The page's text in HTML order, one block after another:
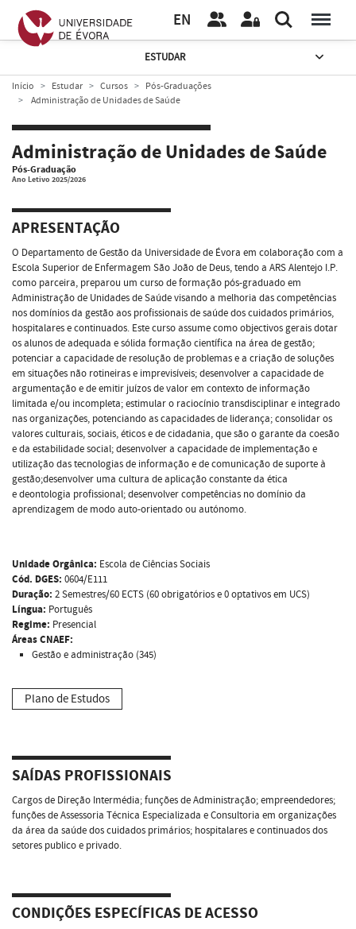
EN
ESTUDAR
Início Estudar Cursos
Pós-Graduações
Administração de Unidades de Saúde
Administração de Unidades de Saúde
Pós-Graduação
Ano Letivo 2025/2026
APRESENTAÇÃO
O Departamento de Gestão da Universidade de Évora em colaboração com a
Escola Superior de Enfermagem São João de Deus, tendo a ARS Alentejo I.P.
como parceira, preparou um curso de formação pós-graduado em
Administração de Unidades de Saúde visando a melhoria das competências
nos domínios da gestão aos profissionais de saúde dos cuidados primários,
hospitalares e continuados. Este curso assume como objectivos gerais dotar
os alunos de adequada e sólida formação científica na área de gestão;
potenciar a capacidade de resolução de problemas e a criação de soluções
em situações não rotineiras e imprevisíveis; desenvolver a capacidade de
argumentação e de emitir juízos de valor em contexto de informação
limitada e/ou incompleta; estimular o raciocínio transdisciplinar e integrado
nas organizações, potenciando as capacidades de liderança; consolidar os
valores culturais, sociais, éticos e de cidadania, que são o garante da coesão
e da estabilidade social; desenvolver a capacidade de implementação e
utilização das tecnologias de informação e de comunicação de suporte à
gestão;desenvolver uma cultura de aplicação constante da ética
e deontologia profissional; desenvolver competências no domínio da
aprendizagem de modo auto-orientado ou autónomo.
Unidade Orgânica: Escola de Ciências Sociais
Cód. DGES: 0604/E111
Duração: 2 Semestres/60 ECTS (60 obrigatórios e 0 optativos em UCS)
Língua: Português
Regime: Presencial
Áreas CNAEF:
Gestão e administração (345)
Plano de Estudos
SAÍDAS PROFISSIONAIS
Cargos de Direção Intermédia; funções de Administração; empreendedores;
funções de Assessoria Técnica Especializada e Consultoria em organizações
da área da saúde dos cuidados primários; hospitalares e continuados dos
setores publico e privado.
CONDIÇÕES ESPECÍFICAS DE ACESSO